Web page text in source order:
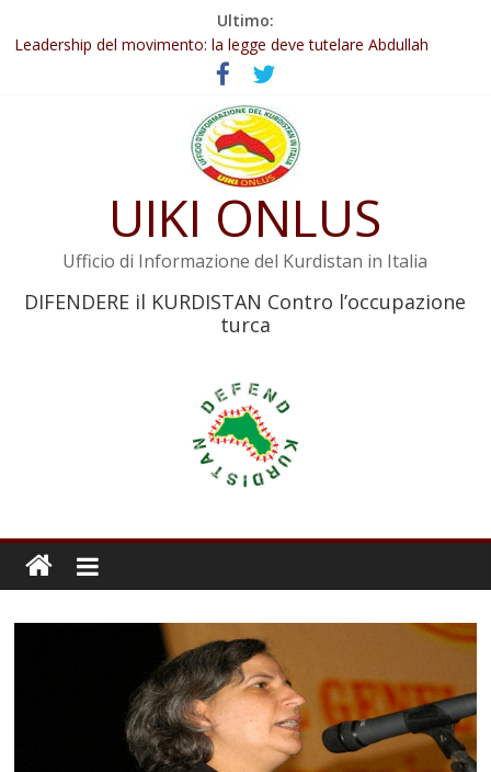
Ultimo:
Abdullah Öcalan: Le legge negativa deve essere trasformata in
legge positiva
Leadership del movimento: la legge deve tutelare Abdullah
Commissione donne del KNK: Şengal è di nuovo sotto minaccia
Non tenere conto della situazione di Rêber Apo ostacolerebbe
Il KNK chiede un’azione internazionale contro i crimini di guerra
UIKI ONLUS
Ufficio di Informazione del Kurdistan in Italia
DIFENDERE il KURDISTAN Contro l’occupazione
turca